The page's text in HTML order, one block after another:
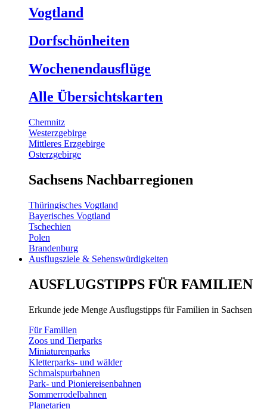
Vogtland
Dorfschönheiten
Wochenendausflüge
Alle Übersichtskarten
Chemnitz
Westerzgebirge
Mittleres Erzgebirge
Osterzgebirge
Sachsens Nachbarregionen
Thüringisches Vogtland
Bayerisches Vogtland
Tschechien
Polen
Brandenburg
Ausflugsziele & Sehenswürdigkeiten
AUSFLUGSTIPPS FÜR FAMILIEN
Erkunde jede Menge Ausflugstipps für Familien in Sachsen
Für Familien
Zoos und Tierparks
Miniaturenparks
Kletterparks- und wälder
Schmalspurbahnen
Park- und Pioniereisenbahnen
Sommerrodelbahnen
Planetarien